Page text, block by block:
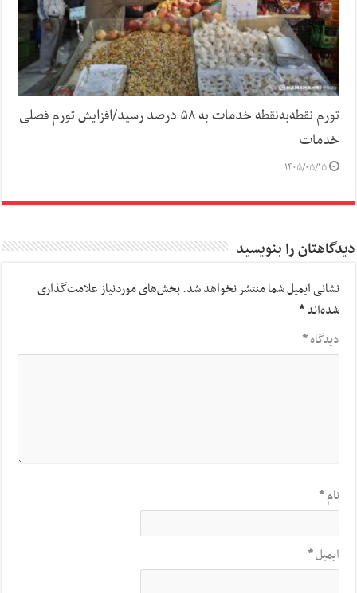
تورم نقطه‌به‌نقطه خدمات به ۵۸ درصد رسید/افزایش تورم فصلی
خدمات
۱۴۰۵/۰۵/۱۵
دیدگاهتان را بنویسید
نشانی ایمیل شما منتشر نخواهد شد.بخش‌های موردنیاز علامت‌گذاری
شده‌اند*
دیدگاه*
نام*
ایمیل*